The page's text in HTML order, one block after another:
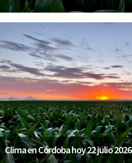
Clima en Córdoba hoy 22 julio 2026